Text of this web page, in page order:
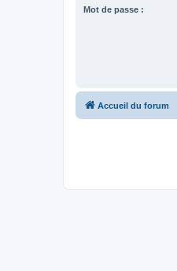
Mot de passe :
Accueil du forum